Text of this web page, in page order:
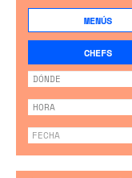
MENÚS
CHEFS